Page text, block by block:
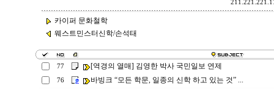
카이퍼 문화철학
웨스트민스터신학/손석태
77 [역경의 열매] 김영한 박사 국민일보 연제
76 바빙크 “모든 학문, 일종의 신학 하고 있는 것” ...